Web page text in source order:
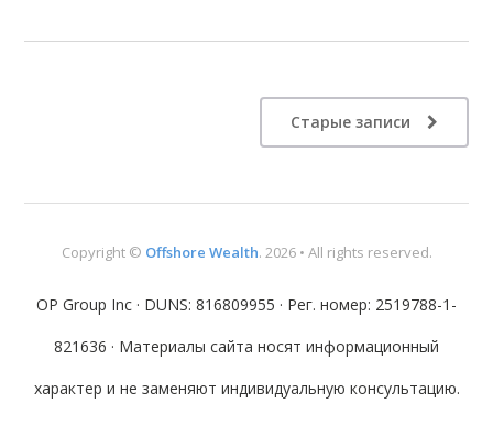
Старые записи
Copyright © Offshore Wealth. 2026 • All rights reserved.
OP Group Inc · DUNS: 816809955 · Рег. номер: 2519788-1-
821636 · Материалы сайта носят информационный
характер и не заменяют индивидуальную консультацию.